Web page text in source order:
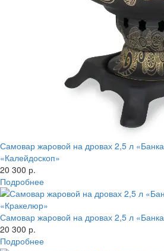
Самовар жаровой на дровах 2,5 л
«Калейдоскоп»
20 300 р.
Подробнее
Самовар жаровой на дровах 2,5 л
20 300 р.
Подробнее